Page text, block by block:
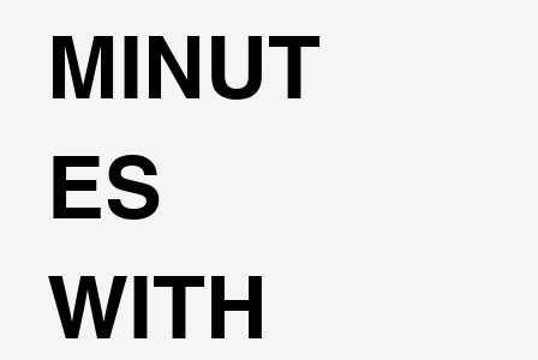
MINUT
ES
WITH